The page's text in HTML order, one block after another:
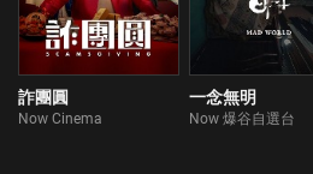
詐團圓
Now Cinema
一念無明
Now 爆谷自選台